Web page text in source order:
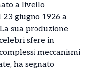
a livello
giugno 1926 a
sua produzione
sfere in
meccanismi
ha segnato